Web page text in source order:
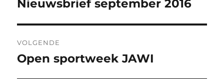
Vorig
Nieuwsbrief september 2016
VOLGENDE
Volgend
Open sportweek JAWI